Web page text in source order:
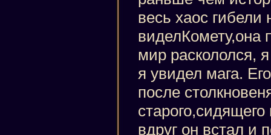
весь хаос
виделКомету,она
мир раскололся,
я увидел мага.
после
вдруг он встал и